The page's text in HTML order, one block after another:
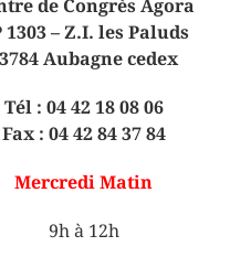
de Congrès Agora
1303 – Z.I. les Paluds
Aubagne cedex
Tél : 04 42 18 08 06
Fax : 04 42 84 37 84
Mercredi Matin
9h à 12h